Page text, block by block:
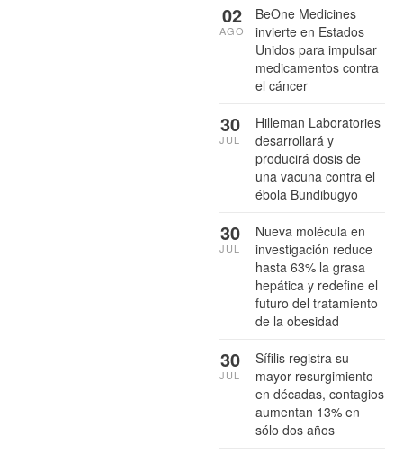
BeOne Medicines
invierte en Estados
Unidos para impulsar
medicamentos contra
el cáncer
02
AGO
Hilleman Laboratories
desarrollará y
producirá dosis de
una vacuna contra el
ébola Bundibugyo
30
JUL
Nueva molécula en
investigación reduce
hasta 63% la grasa
hepática y redefine el
futuro del tratamiento
de la obesidad
30
JUL
Sífilis registra su
mayor resurgimiento
en décadas, contagios
aumentan 13% en
sólo dos años
30
JUL